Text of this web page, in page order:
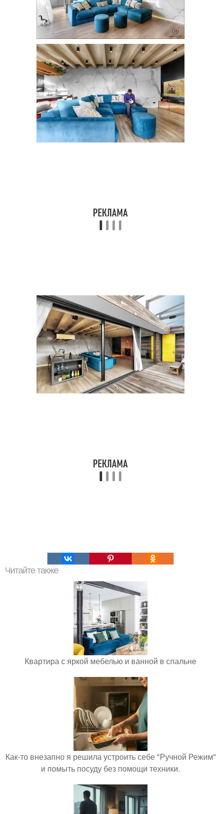
Читайте также
Квартира с яркой мебелью и ванной в спальне
Как-то внезапно я решила устроить себе "Ручной Режим"
и помыть посуду без помощи техники.